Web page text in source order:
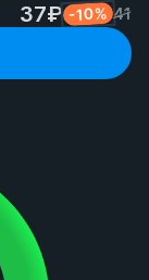
37₽ -10% 41